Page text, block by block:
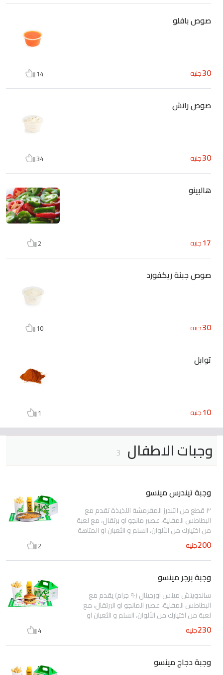
صوص بافلو
30جنيه 14
صوص رانش
30جنيه 34
هالبينو
17جنيه 2
صوص جبنة ريكفورد
30جنيه 10
توابل
10جنيه 1
وجبات الاطفال 3
وجبة تيندرس مينسو
٣ قطع من التندرز المقرمشة اللذيذة تقدم مع
البطاطس المقلية، عصير مانجو او برتقال، مع لعبة
من اختيارك من الألوان، السلم و الثعبان او المتاهة
200جنيه 2
وجبة برجر مينسو
ساندويتش مينس اورجينال (٩٠ جرام) يقدم مع
البطاطس المقلية، عصير المانجو او البرتقال، مع
لعبة من اختيارك من الألوان، السلم و الثعبان او
المتاهة
230جنيه 4
وجبة دجاج مينسو